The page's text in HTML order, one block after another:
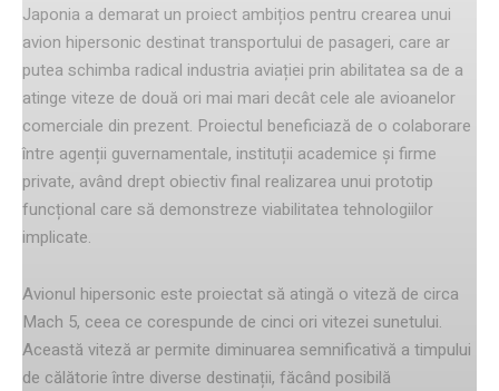
Japonia a demarat un proiect ambițios pentru crearea unui
avion hipersonic destinat transportului de pasageri, care ar
putea schimba radical industria aviației prin abilitatea sa de a
atinge viteze de două ori mai mari decât cele ale avioanelor
comerciale din prezent. Proiectul beneficiază de o colaborare
între agenții guvernamentale, instituții academice și firme
private, având drept obiectiv final realizarea unui prototip
funcțional care să demonstreze viabilitatea tehnologiilor
implicate.
Avionul hipersonic este proiectat să atingă o viteză de circa
Mach 5, ceea ce corespunde de cinci ori vitezei sunetului.
Această viteză ar permite diminuarea semnificativă a timpului
de călătorie între diverse destinații, făcând posibilă